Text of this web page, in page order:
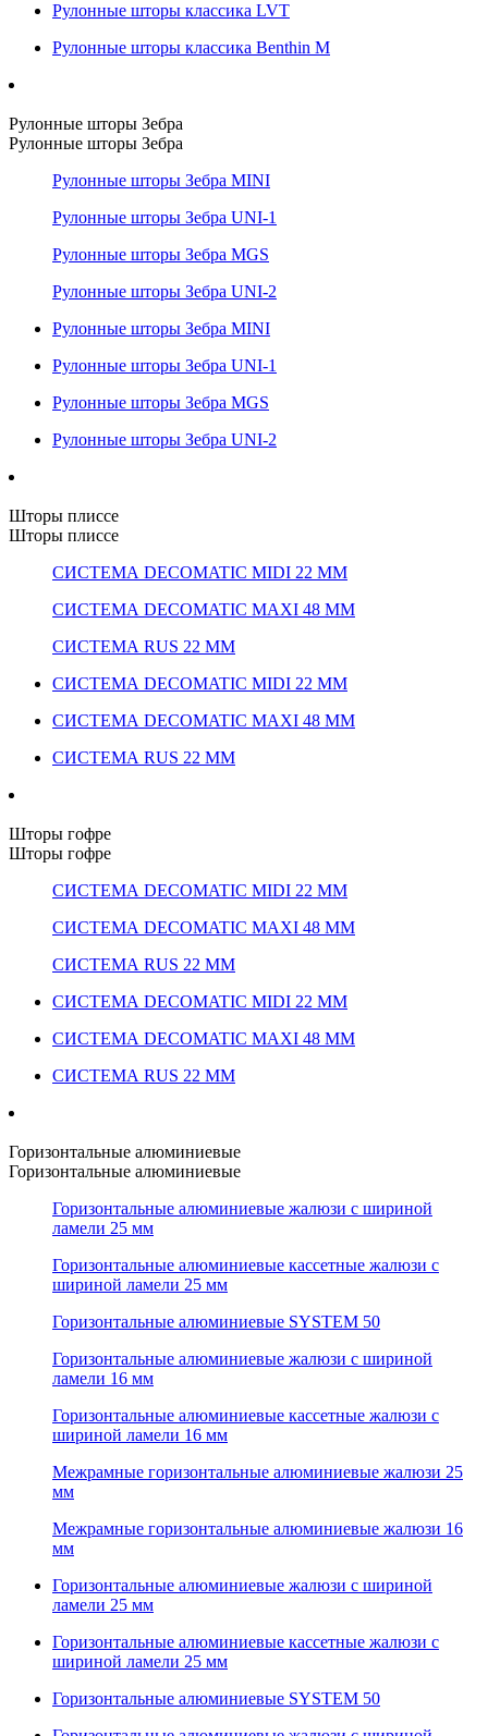
Рулонные шторы классика LVT
Рулонные шторы классика Benthin M
Рулонные шторы Зебра
Рулонные шторы Зебра
Рулонные шторы Зебра MINI
Рулонные шторы Зебра UNI-1
Рулонные шторы Зебра MGS
Рулонные шторы Зебра UNI-2
Рулонные шторы Зебра MINI
Рулонные шторы Зебра UNI-1
Рулонные шторы Зебра MGS
Рулонные шторы Зебра UNI-2
Шторы плиссе
Шторы плиссе
СИСТЕМА DECOMATIC MIDI 22 ММ
СИСТЕМА DECOMATIC MAXI 48 ММ
СИСТЕМА RUS 22 ММ
СИСТЕМА DECOMATIC MIDI 22 ММ
СИСТЕМА DECOMATIC MAXI 48 ММ
СИСТЕМА RUS 22 ММ
Шторы гофре
Шторы гофре
СИСТЕМА DECOMATIC MIDI 22 ММ
СИСТЕМА DECOMATIC MAXI 48 ММ
СИСТЕМА RUS 22 ММ
СИСТЕМА DECOMATIC MIDI 22 ММ
СИСТЕМА DECOMATIC MAXI 48 ММ
СИСТЕМА RUS 22 ММ
Горизонтальные алюминиевые
Горизонтальные алюминиевые
Горизонтальные алюминиевые жалюзи с шириной
ламели 25 мм
Горизонтальные алюминиевые кассетные жалюзи с
шириной ламели 25 мм
Горизонтальные алюминиевые SYSTEM 50
Горизонтальные алюминиевые жалюзи с шириной
ламели 16 мм
Горизонтальные алюминиевые кассетные жалюзи с
шириной ламели 16 мм
Межрамные горизонтальные алюминиевые жалюзи 25
мм
Межрамные горизонтальные алюминиевые жалюзи 16
мм
Горизонтальные алюминиевые жалюзи с шириной
ламели 25 мм
Горизонтальные алюминиевые кассетные жалюзи с
шириной ламели 25 мм
Горизонтальные алюминиевые SYSTEM 50